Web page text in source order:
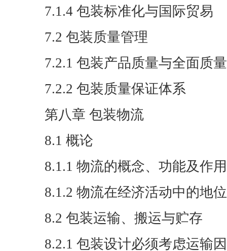
7.1.4 包装标准化与国际贸易
7.2 包装质量管理
7.2.1 包装产品质量与全面质
7.2.2 包装质量保证体系
第八章 包装物流
8.1 概论
8.1.1 物流的概念、功能及作用
8.1.2 物流在经济活动中的地
8.2 包装运输、搬运与贮存
8.2.1 包装设计必须考虑运输